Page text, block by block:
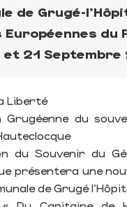
de Grugé-
Européennes du
et 21 Septembre
Liberté
Grugéenne du
du Souvenir du
présentera une
de Grugé